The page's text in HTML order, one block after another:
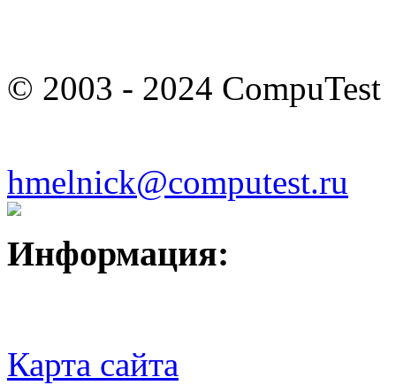
© 2003 - 2024 CompuTest
hmelnick@computest.ru
Информация:
Карта сайта